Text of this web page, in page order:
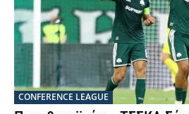
CONFERENCE LEAGUE